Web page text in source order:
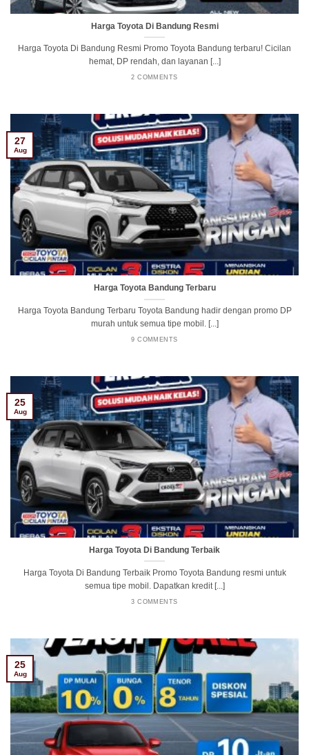
Harga Toyota Di Bandung Resmi
Harga Toyota Di Bandung Resmi Promo Toyota Bandung terbaru! Cicilan
hemat, DP rendah, dan layanan [...]
2 COMMENTS
Harga Toyota Bandung Terbaru
Harga Toyota Bandung Terbaru Toyota Bandung hadir dengan promo DP
murah untuk semua tipe mobil. [...]
9 COMMENTS
27
Aug
Harga Toyota Di Bandung Terbaik
Harga Toyota Di Bandung Terbaik Promo Toyota Bandung resmi untuk
semua tipe mobil. Dapatkan kredit [...]
3 COMMENTS
25
Aug
25
Aug